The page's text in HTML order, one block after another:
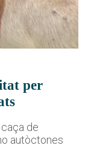
per
de
autòctones